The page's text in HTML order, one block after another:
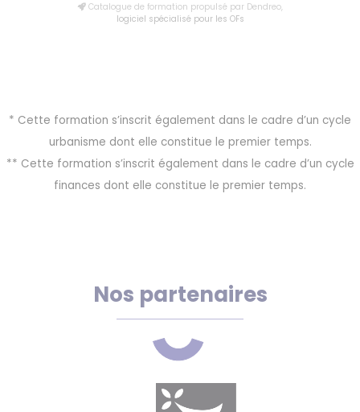
Catalogue de formation propulsé par Dendreo,
logiciel spécialisé pour les OFs
* Cette formation s’inscrit également dans le cadre d’un cycle
urbanisme dont elle constitue le premier temps.
** Cette formation s’inscrit également dans le cadre d’un cycle
finances dont elle constitue le premier temps.
Nos partenaires